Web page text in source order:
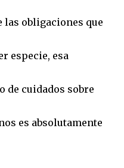
las obligaciones que
especie, esa
de cuidados sobre
es absolutamente